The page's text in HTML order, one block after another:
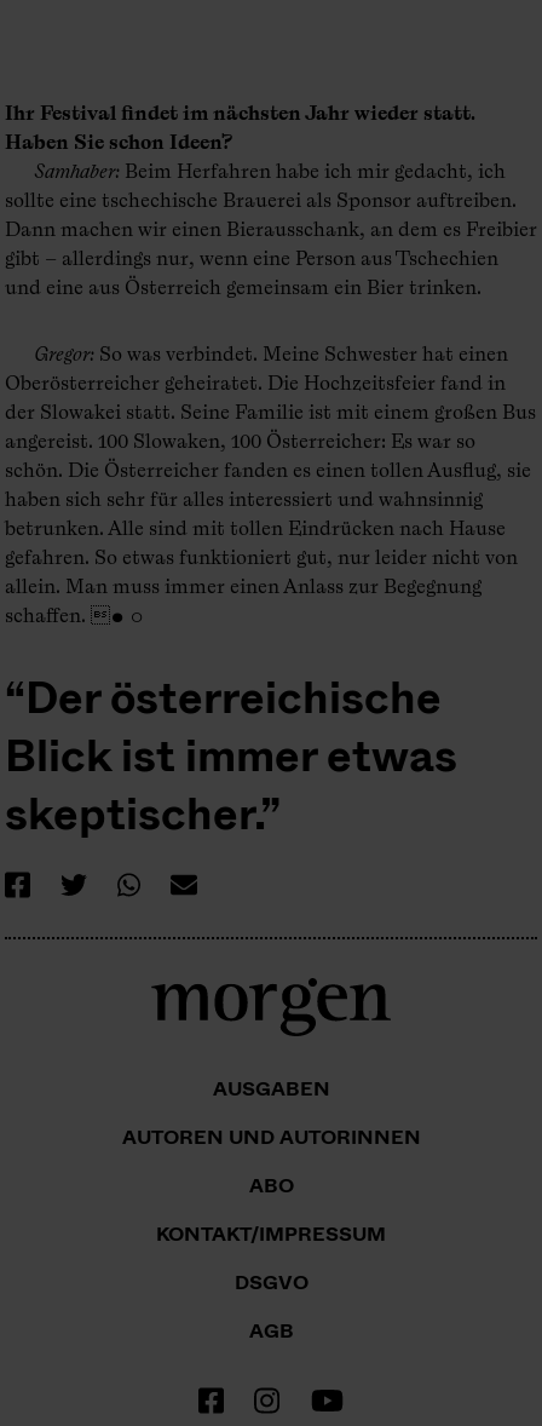
Ihr Festival findet im nächsten Jahr wieder statt.
Haben Sie schon Ideen?
Samhaber: Beim Herfahren habe ich mir gedacht, ich
sollte eine tschechische Brauerei als Sponsor auftreiben.
Dann machen wir einen Bierausschank, an dem es Freibier
gibt – allerdings nur, wenn eine Person aus Tschechien
und eine aus Österreich gemeinsam ein Bier trinken.
Gregor: So was verbindet. Meine Schwester hat einen
Oberösterreicher geheiratet. Die Hochzeitsfeier fand in
der Slowakei statt. Seine Familie ist mit einem großen Bus
angereist. 100 Slowaken, 100 Österreicher: Es war so
schön. Die Österreicher fanden es einen tollen Ausflug, sie
haben sich sehr für alles interessiert und wahnsinnig
betrunken. Alle sind mit tollen Eindrücken nach Hause
gefahren. So etwas funktioniert gut, nur leider nicht von
allein. Man muss immer einen Anlass zur Begegnung
schaffen. ● ○
Der österreichische
Blick ist immer etwas
skeptischer.
AUSGABEN
AUTOREN UND AUTORINNEN
ABO
KONTAKT/IMPRESSUM
DSGVO
AGB